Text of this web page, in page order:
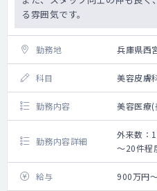
る雰囲気です。
勤務地 兵庫県西
科目 美容皮膚
勤務内容 美容医療(
勤務内容詳細
外来数：
～20件程
《主な疾
美容皮膚
給与 900万円